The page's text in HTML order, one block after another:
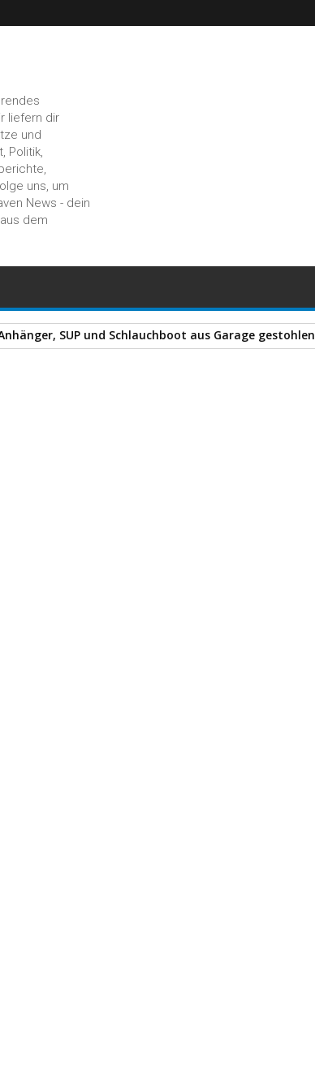
liefern dir
und
Politik,
uns, um
News - dein
dem
SUP und Schlauchboot aus Garage gestohlen